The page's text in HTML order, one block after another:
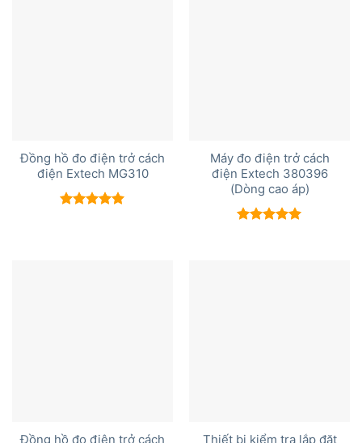
Đồng hồ đo điện trở cách
điện Extech MG310
Máy đo điện trở cách
điện Extech 380396
(Dòng cao áp)
Đồng hồ đo điện trở cách Thiết bị kiểm tra lắp đặt